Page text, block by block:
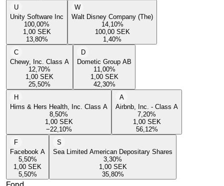
U
Unity Software Inc
100,00%
1,00 SEK
13,80%
W
Walt Disney Company (The)
14,10%
100,00 SEK
1,40%
C
Chewy, Inc. Class A
12,70%
1,00 SEK
25,50%
D
Dometic Group AB
11,00%
1,00 SEK
42,30%
H
Hims & Hers Health, Inc. Class A
8,50%
1,00 SEK
−22,10%
A
Airbnb, Inc. - Class A
7,20%
1,00 SEK
56,12%
F
Facebook A
5,50%
1,00 SEK
5,50%
S
Sea Limited American Depositary Shares
3,30%
1,00 SEK
35,80%